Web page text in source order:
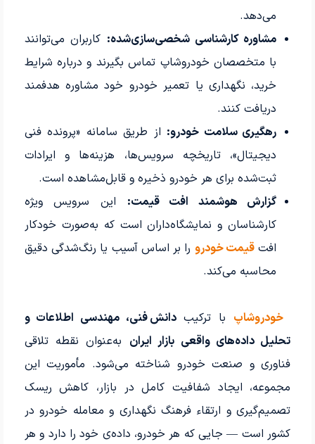
می‌دهد.
مشاوره کارشناسی شخصی‌سازی‌شده: کاربران می‌توانند
با متخصصان خودروشاپ تماس بگیرند و درباره شرایط
خرید، نگهداری یا تعمیر خودرو خود مشاوره هدفمند
دریافت کنند.
رهگیری سلامت خودرو: از طریق سامانه «پرونده فنی
دیجیتال»، تاریخچه سرویس‌ها، هزینه‌ها و ایرادات
ثبت‌شده برای هر خودرو ذخیره و قابل‌مشاهده است.
گزارش هوشمند افت قیمت: این سرویس ویژه
کارشناسان و نمایشگاه‌داران است که به‌صورت خودکار
افتقیمت خودرو را بر اساس آسیب یا رنگ‌شدگی دقیق
محاسبه می‌کند.
خودروشاپ با ترکیبدانش فنی، مهندسی اطلاعات و
تحلیل داده‌های واقعی بازار ایران به‌عنوان نقطه تلاقی
فناوری و صنعت خودرو شناخته می‌شود. مأموریت این
مجموعه، ایجاد شفافیت کامل در بازار، کاهش ریسک
تصمیم‌گیری و ارتقاء فرهنگ نگهداری و معامله خودرو در
کشور است — جایی که هر خودرو، داده‌ی خود را دارد و هر